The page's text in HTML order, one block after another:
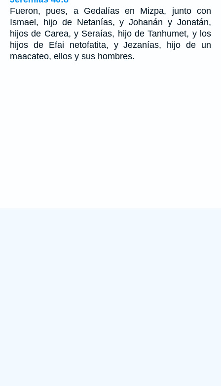
Fueron, pues, a Gedalías en Mizpa, junto con
Ismael, hijo de Netanías, y Johanán y Jonatán,
hijos de Carea, y Seraías, hijo de Tanhumet, y los
hijos de Efai netofatita, y Jezanías, hijo de un
maacateo, ellos y sus hombres.